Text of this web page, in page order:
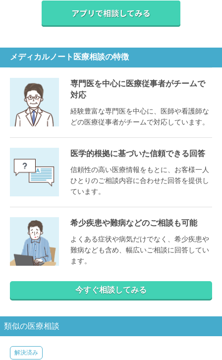
メディカルノート医療相談の特徴
専門医を中心に医療従事者がチームで
対応
経験豊富な専門医を中心に、医師や看護師な
どの医療従事者がチームで対応しています。
医学的根拠に基づいた信頼できる回答
信頼性の高い医療情報をもとに、お客様一人
ひとりのご相談内容に合わせた回答を提供し
ています。
希少疾患や難病などのご相談も可能
よくある症状や病気だけでなく、希少疾患や
難病なども含め、幅広いご相談に回答してい
ます。
今すぐ相談してみる
類似の医療相談
解決済み